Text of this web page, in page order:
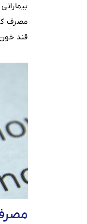
مصرف
قند